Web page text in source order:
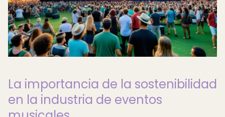
La importancia de la sostenibilidad
en la industria de eventos